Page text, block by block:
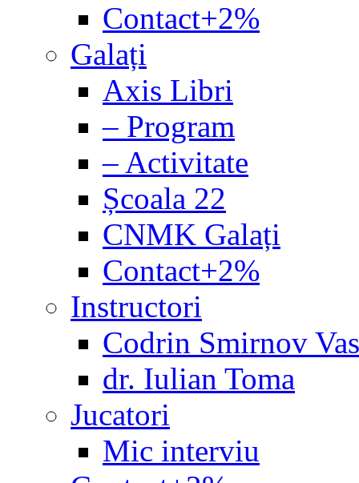
Contact+2%
Galați
Axis Libri
– Program
– Activitate
Școala 22
CNMK Galați
Contact+2%
Instructori
Codrin Smirnov
dr. Iulian Toma
Jucatori
Mic interviu